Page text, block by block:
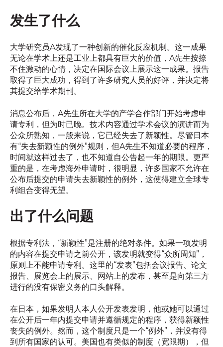
发生了什么
大学研究员A发现了一种创新的催化反应机制。这一成果
无论在学术上还是工业上都具有巨大的价值，A先生按捺
不住激动的心情，决定在国际会议上展示这一成果。报告
取得了巨大成功，得到了许多研究人员的好评，并决定将
其提交给学术期刊。
消息公布后，A先生所在大学的产学合作部门开始考虑申
请专利，但为时已晚。技术内容通过学术会议的演讲而为
公众所熟知，一般来说，它已经失去了新颖性。尽管日本
有“失去新颖性的例外”规则，但A先生不知道必要的程序，
时间就这样过去了，也不知道自公告起一年的期限。更严
重的是，在考虑海外申请时，很明显，许多国家不允许在
公布后提交的申请失去新颖性的例外，这使得建立全球专
利组合变得无望。
出了什么问题
根据专利法，“新颖性”是注册的绝对条件。如果一项发明
的内容在提交申请之前公开，该发明就变得“众所周知”，
原则上不能申请专利。这里的“发表”包括会议报告、论文
报告、展览会上的展示、网站上的发布，甚至是向第三方
进行的没有保密义务的口头解释。
在日本，如果发明人本人公开发表发明，他或她可以通过
在公开后一年内提交申请并遵循规定的程序，获得新颖性
丧失的例外。然而，这个制度只是一个“例外”，并没有得
到所有国家的认可。美国也有类似的制度（宽限期），但